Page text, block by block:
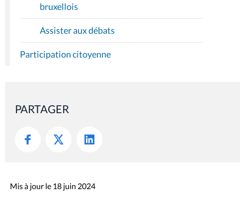
bruxellois
Assister aux débats
Participation citoyenne
PARTAGER
Mis à jour le 18 juin 2024